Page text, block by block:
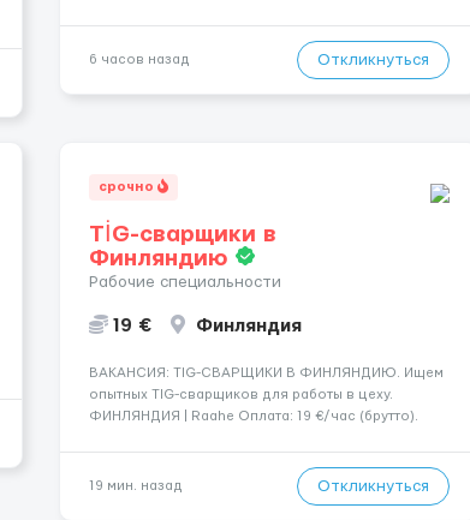
— Опытная команда с годами практики —
Стабильный поток клиентов (без ...
6 часов назад Откликнуться
срочно
TİG-сварщики в
Финляндию
Рабочие специальности
19 € Финляндия
​​ВАКАНСИЯ: TIG-СВАРЩИКИ В ФИНЛЯНДИЮ. Ищем
опытных TIG-сварщиков для работы в цеху.
ФИНЛЯНДИЯ | Raahe Оплата: 19 €/час (брутто).
переработки. Дата начала: — Как можно скорее....
19 мин. назад Откликнуться